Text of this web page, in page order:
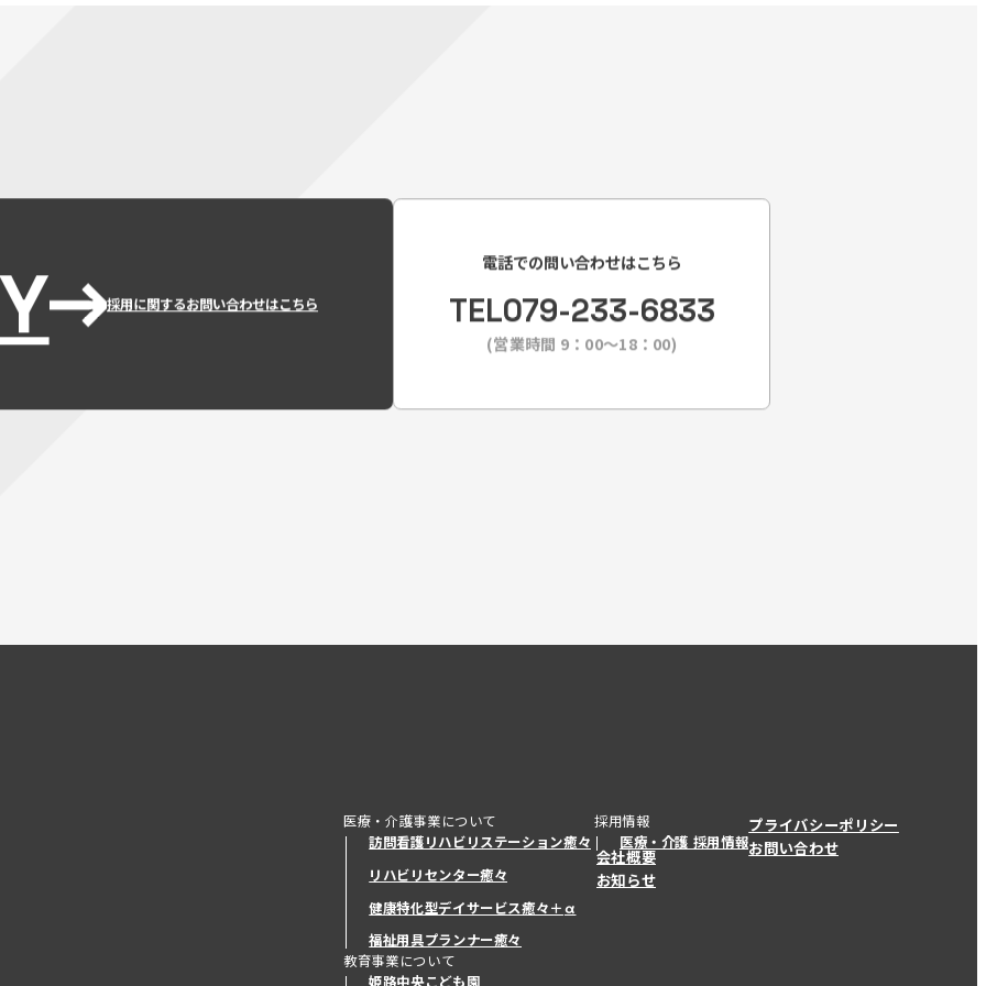
採用に関するお問い合わせはこちら
電話での問い合わせはこちら
TEL079-233-6833
(営業時間 9：00〜18：00)
医療・介護事業について
訪問看護リハビリステーション癒々
リハビリセンター癒々
健康特化型デイサービス癒々＋α
健康特化型デイサービス癒々＋
福祉用具プランナー癒々
教育事業について
姫路中央こども園
採用情報
医療・介護 採用情報
会社概要
お知らせ
プライバシーポリシー
お問い合わせ